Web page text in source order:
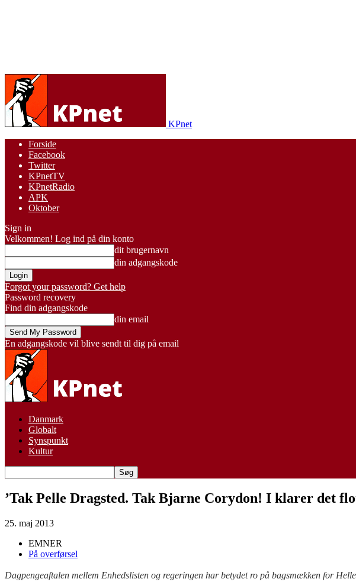
KPnet
Forside
Facebook
Twitter
KPnetTV
KPnetRadio
APK
Oktober
Sign in
Velkommen! Log ind på din konto
dit brugernavn
din adgangskode
Forgot your password? Get help
Password recovery
Find din adgangskode
din email
En adgangskode vil blive sendt til dig på email
Danmark
Globalt
Synspunkt
Kultur
’Tak Pelle Dragsted. Tak Bjarne Corydon! I klarer det
25. maj 2013
EMNER
På overførsel
Dagpengeaftalen mellem Enhedslisten og regeringen har betydet ro på bagsmækken for